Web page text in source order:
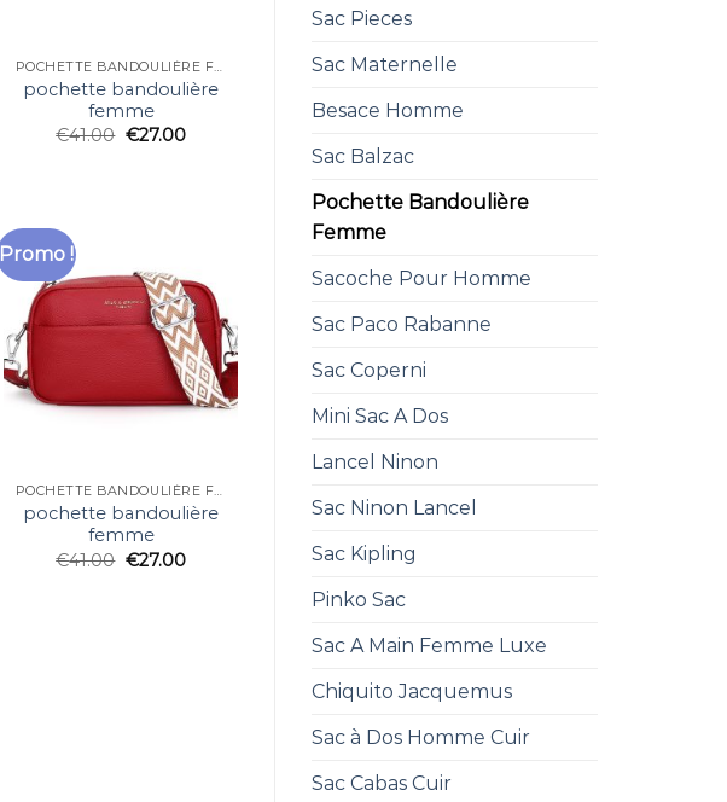
Sac Pieces
Sac Maternelle
Besace Homme
Sac Balzac
Pochette Bandoulière
Femme
Sacoche Pour Homme
Sac Paco Rabanne
Sac Coperni
Mini Sac A Dos
Lancel Ninon
Sac Ninon Lancel
Sac Kipling
Pinko Sac
Sac A Main Femme Luxe
Chiquito Jacquemus
Sac à Dos Homme Cuir
Sac Cabas Cuir
POCHETTE BANDOULIÈRE FEMME
pochette bandoulière
femme
€41.00 €27.00
Promo !
POCHETTE BANDOULIÈRE FEMME
pochette bandoulière
femme
€41.00 €27.00